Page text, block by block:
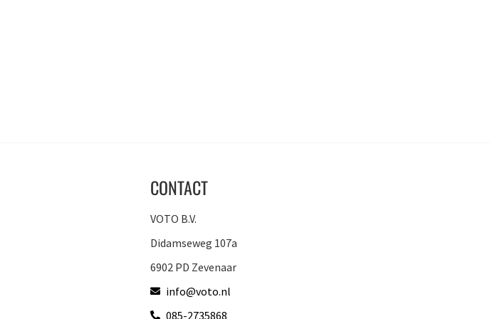
CONTACT
VOTO B.V.
Didamseweg 107a
6902 PD Zevenaar
info@voto.nl
085-2735868